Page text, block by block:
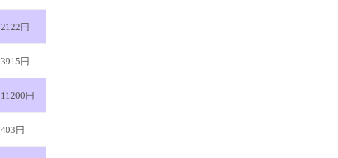
2122円
3915円
11200円
403円